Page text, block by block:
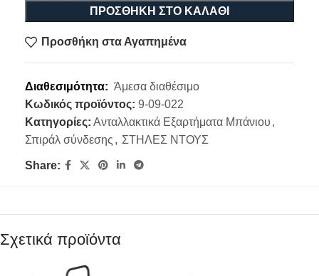
ΠΡΟΣΘΉΚΗ ΣΤΟ ΚΑΛΆΘΙ
Προσθήκη στα Αγαπημένα
Διαθεσιμότητα: Άμεσα διαθέσιμο
Κωδικός προϊόντος: 9-09-022
Κατηγορίες: Ανταλλακτικά Εξαρτήματα Μπάνιου ,
Σπιράλ σύνδεσης , ΣΤΗΛΕΣ ΝΤΟΥΣ
Share:
Σχετικά προϊόντα